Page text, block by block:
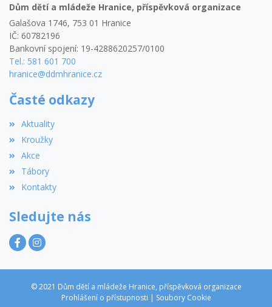
Dům dětí a mládeže Hranice, příspěvková organizace
Galašova 1746, 753 01 Hranice
IČ: 60782196
Bankovní spojení: 19-4288620257/0100
Tel.: 581 601 700
hranice@ddmhranice.cz
Časté odkazy
Aktuality
Kroužky
Akce
Tábory
Kontakty
Sledujte nás
© 2021 Dům dětí a mládeže Hranice, příspěvková organizace
Prohlášení o přístupnosti | Soubory Cookie